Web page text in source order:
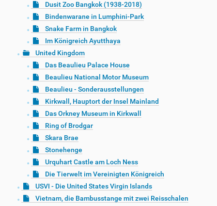
Dusit Zoo Bangkok (1938-2018)
Bindenwarane in Lumphini-Park
Snake Farm in Bangkok
Im Königreich Ayutthaya
United Kingdom
Das Beaulieu Palace House
Beaulieu National Motor Museum
Beaulieu - Sonderausstellungen
Kirkwall, Hauptort der Insel Mainland
Das Orkney Museum in Kirkwall
Ring of Brodgar
Skara Brae
Stonehenge
Urquhart Castle am Loch Ness
Die Tierwelt im Vereinigten Königreich
USVI - Die United States Virgin Islands
Vietnam, die Bambusstange mit zwei Reisschalen